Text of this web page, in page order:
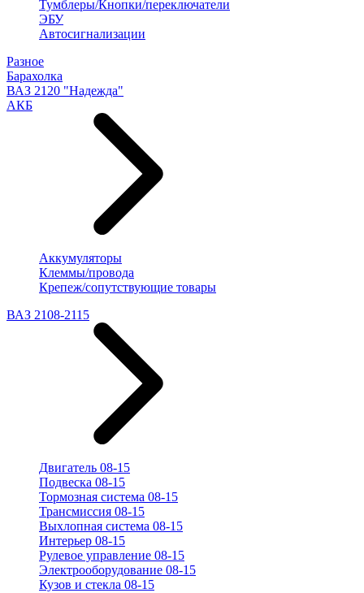
Тумблеры/Кнопки/переключатели
ЭБУ
Автосигнализации
Разное
Барахолка
ВАЗ 2120 "Надежда"
АКБ
Аккумуляторы
Клеммы/провода
Крепеж/сопутствующие товары
ВАЗ 2108-2115
Двигатель 08-15
Подвеска 08-15
Тормозная система 08-15
Трансмиссия 08-15
Выхлопная система 08-15
Интерьер 08-15
Рулевое управление 08-15
Электрооборудование 08-15
Кузов и стекла 08-15